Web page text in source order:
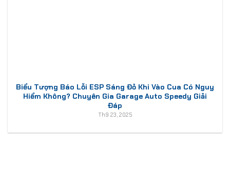
Biểu Tượng Báo Lỗi ESP Sáng Đỏ Khi Vào Cua Có Nguy
Hiểm Không? Chuyên Gia Garage Auto Speedy Giải
Đáp
Th9 23, 2025